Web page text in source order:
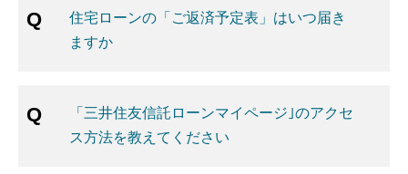
住宅ローンの「ご返済予定表」はいつ届き
ますか
「三井住友信託ローンマイページ｣のアクセ
ス方法を教えてください